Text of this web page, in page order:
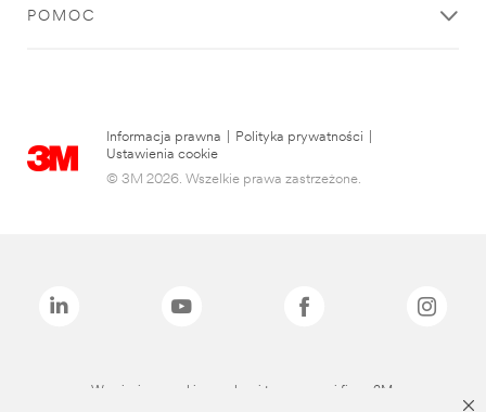
POMOC
Informacja prawna Polityka prywatności
Ustawienia cookie
© 3M 2026. Wszelkie prawa zastrzeżone.
Wymienione marki są znakami towarowymi firmy 3M.